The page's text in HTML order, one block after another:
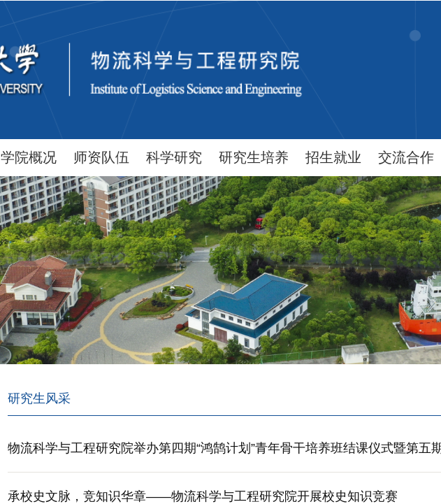
学院概况 师资队伍 科学研究 研究生培养 招生就业 交流合作
研究生风采
物流科学与工程研究院举办第四期“鸿鹄计划”青年骨干培养班结课仪式暨第五
承校史文脉，竞知识华章——物流科学与工程研究院开展校史知识竞赛